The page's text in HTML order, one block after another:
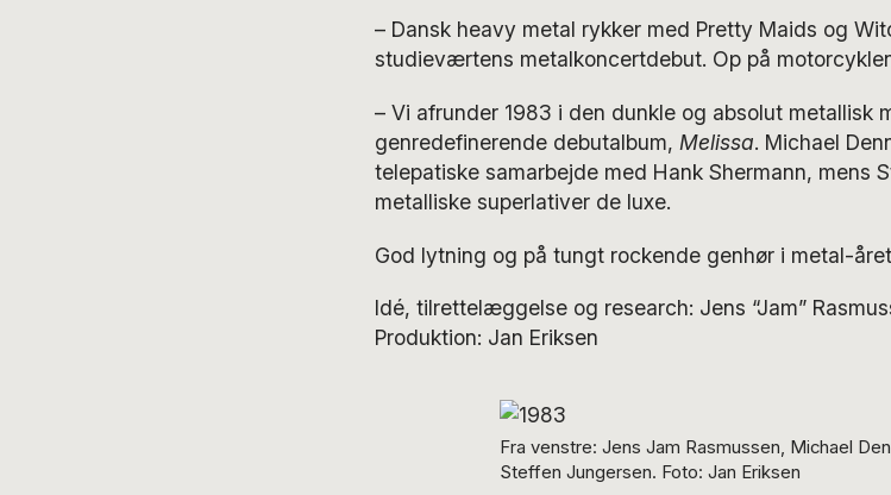
– Dansk heavy metal rykker med Pretty Maids og
studieværtens metalkoncertdebut. Op på
– Vi afrunder 1983 i den dunkle og absolut metallisk
genredefinerende debutalbum, Melissa. Michael
telepatiske samarbejde med Hank Shermann, mens
metalliske superlativer de luxe.
God lytning og på tungt rockende genhør i metal-
Idé, tilrettelæggelse og research: Jens “Jam”
Produktion: Jan Eriksen
Fra venstre: Jens Jam Rasmussen, Michael
Steffen Jungersen. Foto: Jan Eriksen